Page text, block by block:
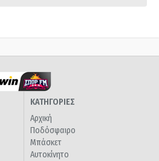
ΚΑΤΗΓΟΡΙΕΣ
Αρχική
Ποδόσφαιρο
Μπάσκετ
Αυτοκίνητο